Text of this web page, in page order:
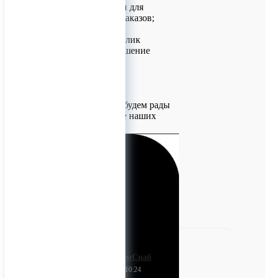
стандартных, так и для
индивидуальных заказов;
- оперативный отклик
сотрудников на решение
сотрудничество и будем рады
видеть Вас в числе наших
ПартнёрПромСнаб
20 апреля 2023 10:24